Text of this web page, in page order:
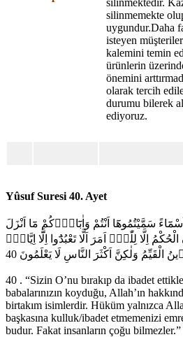
silinmemekte
uygundur.Daha
isteyen
kalemini temin
ürünlerin
önemini
olarak tercih
durumu bilerek
ediyoruz.
Yûsuf Suresi 40. Ayet
سَمَّيْتُمُوهَٓا اَنْتُمْ وَاٰبَٓاؤُ۬كُمْ مَٓا اَنْزَلَ
اِلَّا لِلّٰهِۜ اَمَرَ اَلَّا تَعْبُدُٓوا اِلَّٓا اِيَّاهُۜ
الْقَيِّمُ وَلٰكِنَّ اَكْثَرَ النَّاسِ لَا يَعْلَمُونَ 40
40 . “Sizin O’nu bırakıp da ibadet
babalarınızın koyduğu, Allah’ın
birtakım isimlerdir. Hüküm yalnızca
başkasına kulluk/ibadet etmemenizi
budur. Fakat insanların çoğu